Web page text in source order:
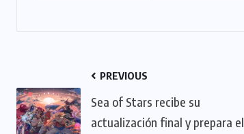
PREVIOUS
Sea of Stars recibe su
actualización final y prepara el